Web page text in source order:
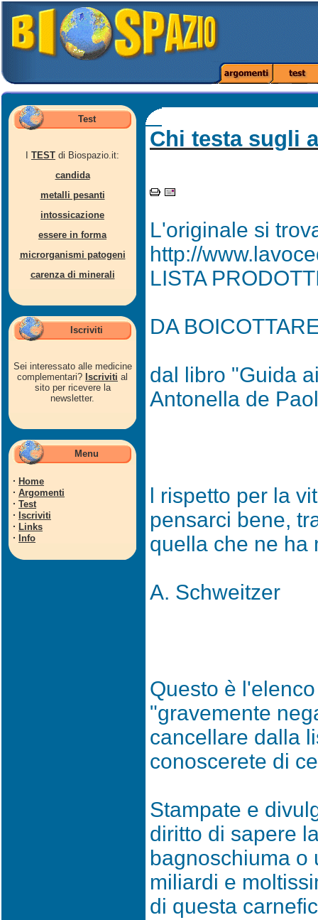
Test
TEST di Biospazio.it:
candida
metalli pesanti
intossicazione
essere in forma
microrganismi patogeni
carenza di minerali
Iscriviti
Sei interessato alle medicine
complementari? Iscriviti al
sito per ricevere la
newsletter.
Menu
· Home
· Argomenti
· Test
· Iscriviti
· Links
· Info
Chi testa sugli
L'originale si
http://
LISTA
DA
dal libro "Guida
Antonella de
l rispetto per la
pensarci bene,
quella che ne ha
A. Schweitzer
Questo è
"gravemente
cancellare dalla
conoscerete di
Stampate e
diritto di sapere
bagnoschiuma o
miliardi e
di questa